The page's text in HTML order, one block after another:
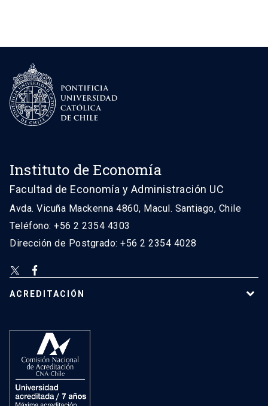
Instituto de Economía
Facultad de Economía y Administración UC
Avda. Vicuña Mackenna 4860, Macul. Santiago, Chile
Teléfono: +56 2 2354 4303
Dirección de Postgrado: +56 2 2354 4028
ACREDITACIÓN